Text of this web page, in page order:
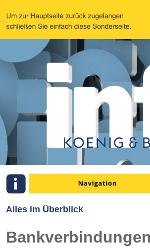
Alles im Überblick
Bankverbindungen